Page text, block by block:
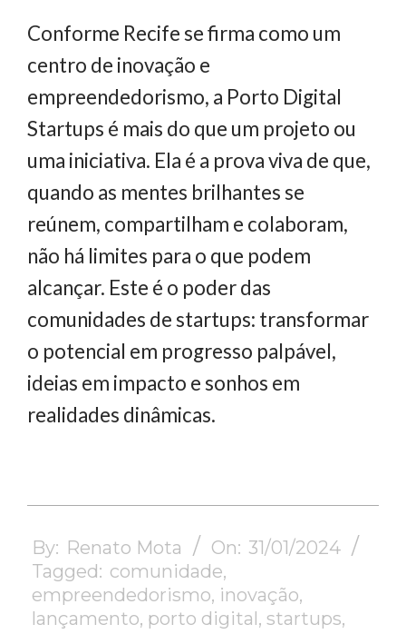
Conforme Recife se firma como um
centro de inovação e
empreendedorismo, a Porto Digital
Startups é mais do que um projeto ou
uma iniciativa. Ela é a prova viva de que,
quando as mentes brilhantes se
reúnem, compartilham e colaboram,
não há limites para o que podem
alcançar. Este é o poder das
comunidades de startups: transformar
o potencial em progresso palpável,
ideias em impacto e sonhos em
realidades dinâmicas.
01-
31
By: Renato Mota On: 31/01/2024
Tagged: comunidade,
empreendedorismo, inovação,
lançamento, porto digital, startups,